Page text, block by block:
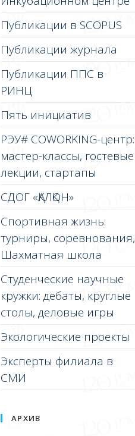
Публикации в SCOPUS
Публикации журнала
Публикации ППС в
РИНЦ
Пять инициатив
РЭУ# COWORKING-центр:
мастер-классы, гостевые
лекции, стартапы
СДОГ «ҚАЛҚОН»
Спортивная жизнь:
турниры, соревнования,
Шахматная школа
Студенческие научные
кружки: дебаты, круглые
столы, деловые игры
Экологические проекты
Эксперты филиала в
СМИ
АРХИВ